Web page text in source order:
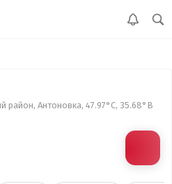
район, Антоновка, 47.97°С, 35.68°В